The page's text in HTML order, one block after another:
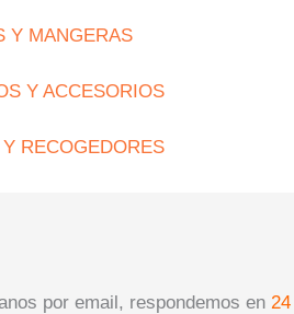
Y MANGERAS
Y ACCESORIOS
RECOGEDORES
por email, respondemos en 24